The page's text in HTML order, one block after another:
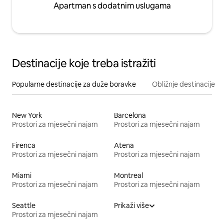
Apartman s dodatnim uslugama
Destinacije koje treba istražiti
Popularne destinacije za duže boravke Obližnje destinacije
New York
Prostori za mjesečni najam
Barcelona
Prostori za mjesečni najam
Firenca
Prostori za mjesečni najam
Atena
Prostori za mjesečni najam
Miami
Prostori za mjesečni najam
Montreal
Prostori za mjesečni najam
Seattle
Prostori za mjesečni najam
Prikaži više